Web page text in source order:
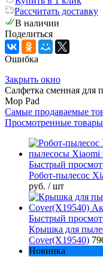
Рассчитать доставку
В наличии
Поделиться
Ошибка
Закрыть окно
Салфетка сменная для
Mop Pad
Самые продаваемые
Просмотренные товары
Быстрый
Робот-пылесос
руб. / шт
Быстрый
Крышка для
Cover(X19540)
Новинка